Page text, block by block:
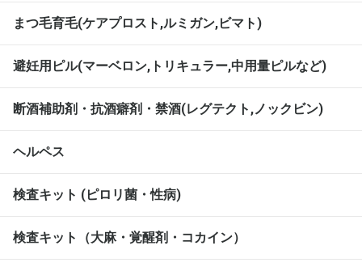
まつ毛育毛(ケアプロスト,ルミガン,ビマト)
避妊用ピル(マーベロン,トリキュラー,中用量ピルなど)
断酒補助剤・抗酒癖剤・禁酒(レグテクト,ノックビン)
ヘルペス
検査キット (ピロリ菌・性病)
検査キット（大麻・覚醒剤・コカイン）